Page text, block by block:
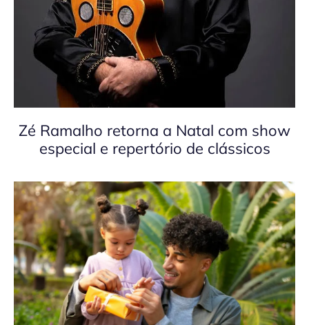
Zé Ramalho retorna a Natal com show
especial e repertório de clássicos